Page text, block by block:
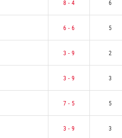
8 - 4 6
6 - 6 5
3 - 9 2
3 - 9 3
7 - 5 5
3 - 9 3